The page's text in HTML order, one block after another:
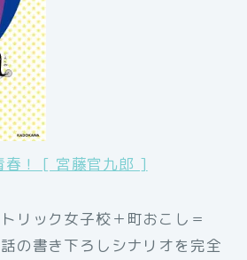
春！ [ 宮藤官九郎 ]
リック女子校＋町おこし＝
の書き下ろしシナリオを完全